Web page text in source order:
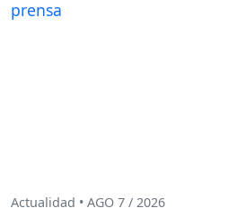
Actualidad • AGO 7 / 2026